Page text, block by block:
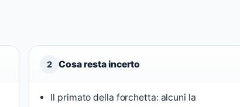
2 Cosa resta incerto
Il primato della forchetta: alcuni la